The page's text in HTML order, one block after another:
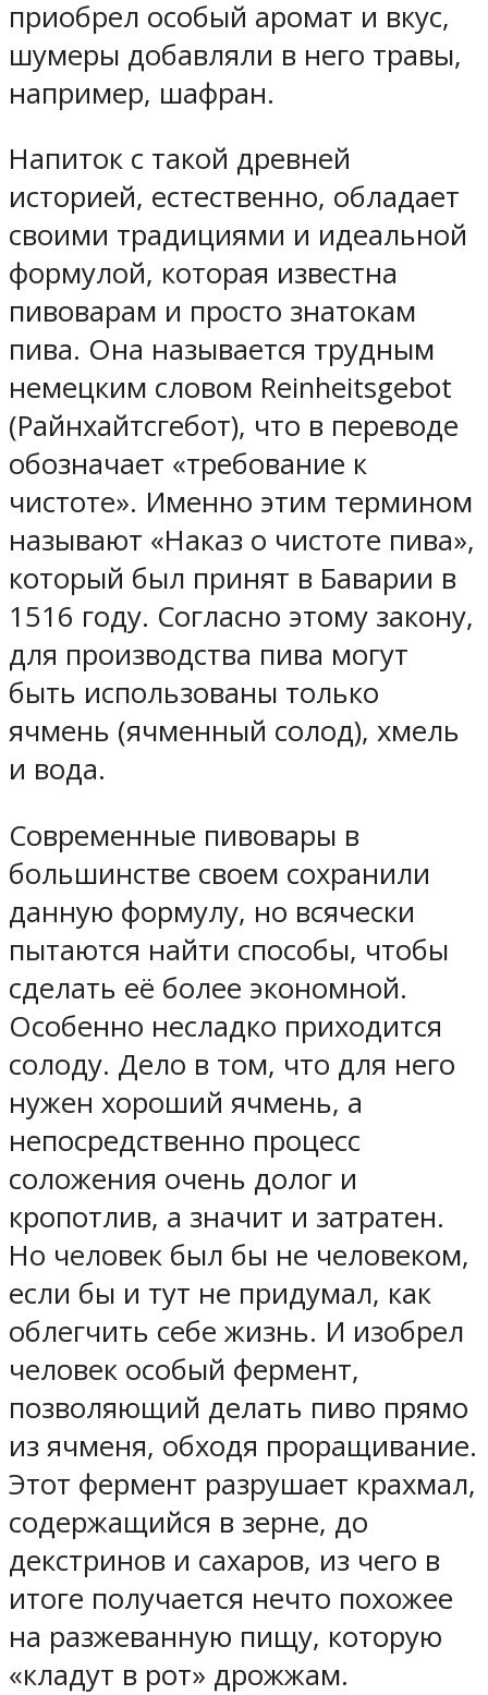
приобрел особый аромат и вкус,
шумеры добавляли в него травы,
например, шафран.
Напиток с такой древней
историей, естественно, обладает
своими традициями и идеальной
формулой, которая известна
пивоварам и просто знатокам
пива. Она называется трудным
немецким словом Reinheitsgebot
(Райнхайтсгебот), что в переводе
обозначает «требование к
чистоте». Именно этим термином
называют «Наказ о чистоте пива»,
который был принят в Баварии в
1516 году. Согласно этому закону,
для производства пива могут
быть использованы только
ячмень (ячменный солод), хмель
и вода.
Современные пивовары в
большинстве своем сохранили
данную формулу, но всячески
пытаются найти способы, чтобы
сделать её более экономной.
Особенно несладко приходится
солоду. Дело в том, что для него
нужен хороший ячмень, а
непосредственно процесс
соложения очень долог и
кропотлив, а значит и затратен.
Но человек был бы не человеком,
если бы и тут не придумал, как
облегчить себе жизнь. И изобрел
человек особый фермент,
позволяющий делать пиво прямо
из ячменя, обходя проращивание.
Этот фермент разрушает крахмал,
содержащийся в зерне, до
декстринов и сахаров, из чего в
итоге получается нечто похожее
на разжеванную пищу, которую
«кладут в рот» дрожжам.